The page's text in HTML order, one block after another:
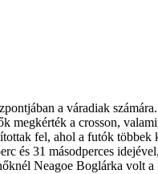
a váradiak
megkérték a crosson,
fel, ahol a futók
és 31 másodperces
Neagoe Boglárka volt